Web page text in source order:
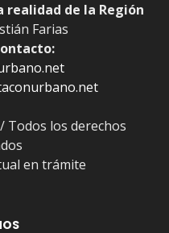
realidad de la Región
Farias
Todos los derechos
en trámite